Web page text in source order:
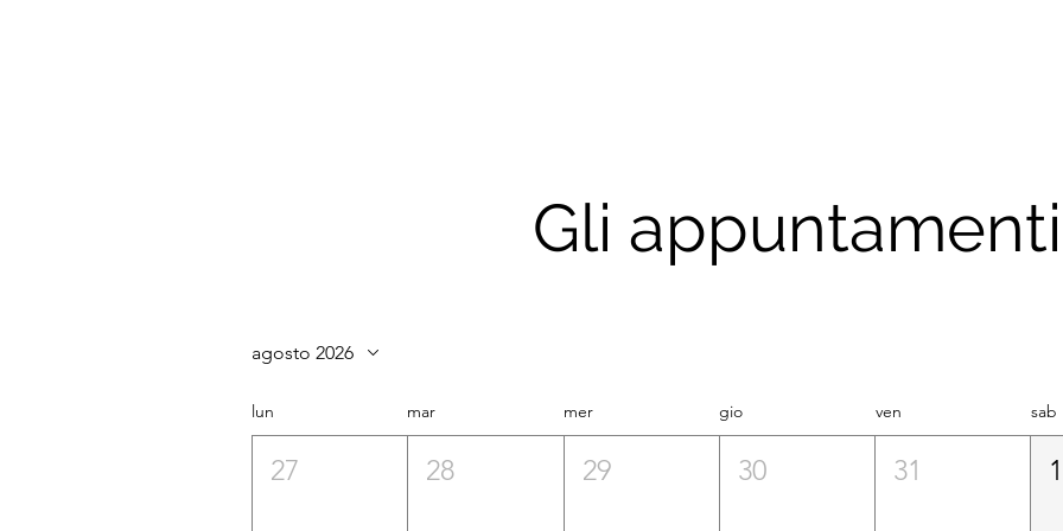
Gli appuntamenti
agosto 2026
lun mar mer gio ven sab
27 28 29 30 31 1